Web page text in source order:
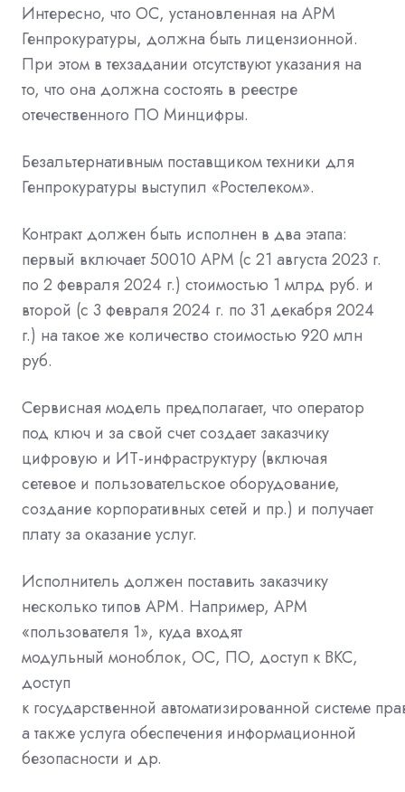
Интересно, что ОС, установленная на АРМ
Генпрокуратуры, должна быть лицензионной.
При этом в техзадании отсутствуют указания на
то, что она должна состоять в реестре
отечественного ПО Минцифры.
Безальтернативным поставщиком техники для
Генпрокуратуры выступил «Ростелеком».
Контракт должен быть исполнен в два этапа:
первый включает 50010 АРМ (с 21 августа 2023 г.
по 2 февраля 2024 г.) стоимостью 1 млрд руб. и
второй (с 3 февраля 2024 г. по 31 декабря 2024
г.) на такое же количество стоимостью 920 млн
руб.
Сервисная модель предполагает, что оператор
под ключ и за свой счет создает заказчику
цифровую и ИТ-инфраструктуру (включая
сетевое и пользовательское оборудование,
создание корпоративных сетей и пр.) и получает
плату за оказание услуг.
Исполнитель должен поставить заказчику
несколько типов АРМ. Например, АРМ
«пользователя 1», куда входят
модульный моноблок, ОС, ПО, доступ к ВКС,
доступ
к государственной автоматизированной системе
а также услуга обеспечения информационной
безопасности и др.